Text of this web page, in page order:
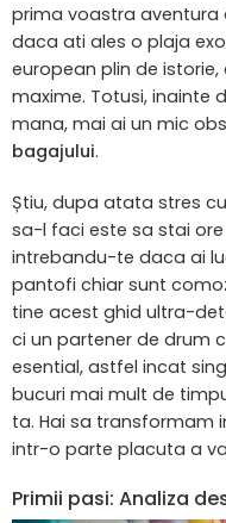
prima voastra aventura
daca ati ales o plaja
european plin de
maxime. Totusi, inainte
mana, mai ai un mic
bagajului.
Știu, dupa atata stres cu
sa-l faci este sa stai ore
intrebandu-te daca ai
pantofi chiar sunt
tine acest ghid ultra-
ci un partener de drum
esential, astfel incat
bucuri mai mult de
ta. Hai sa
intr-o parte placuta a
Primii pasi: Analiza